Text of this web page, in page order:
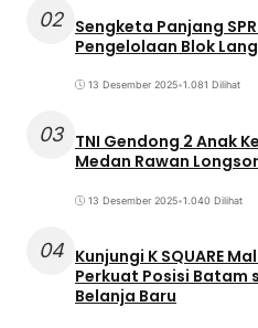
02 Sengketa Panjang
Pengelolaan Blok
13 Desember 2025•1.081 Dilihat
03 TNI Gendong 2 Anak
Medan Rawan
13 Desember 2025•1.040 Dilihat
04 Kunjungi K SQUARE
Perkuat Posisi Batam
Belanja Baru